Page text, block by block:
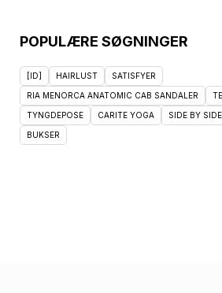
POPULÆRE SØGNINGER
[ID] HAIRLUST SATISFYER
RIA MENORCA ANATOMIC CAB SANDALER
TYNGDEPOSE CARITE YOGA SIDE BY
BUKSER